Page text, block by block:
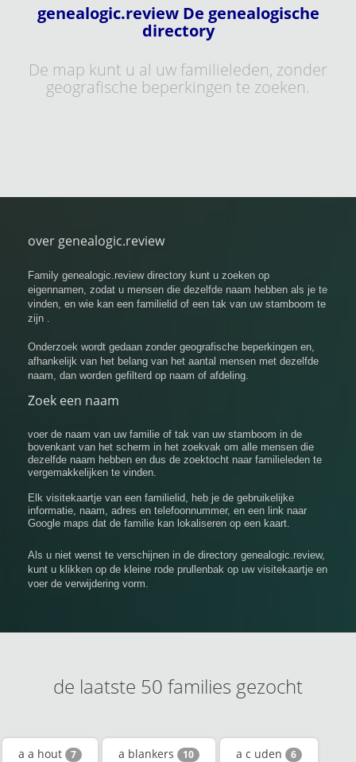
genealogic.review De genealogische
directory
De map kunt u al uw familieleden, zonder
geografische beperkingen te zoeken.
over genealogic.review
Family genealogic.review directory kunt u zoeken op
eigennamen, zodat u mensen die dezelfde naam hebben als je te
vinden, en wie kan een familielid of een tak van uw stamboom te
zijn .
Onderzoek wordt gedaan zonder geografische beperkingen en,
afhankelijk van het belang van het aantal mensen met dezelfde
naam, dan worden gefilterd op naam of afdeling.
Zoek een naam
voer de naam van uw familie of tak van uw stamboom in de
bovenkant van het scherm in het zoekvak om alle mensen die
dezelfde naam hebben en dus de zoektocht naar familieleden te
vergemakkelijken te vinden.
Elk visitekaartje van een familielid, heb je de gebruikelijke
informatie, naam, adres en telefoonnummer, en een link naar
Google maps dat de familie kan lokaliseren op een kaart.
Als u niet wenst te verschijnen in de directory genealogic.review,
kunt u klikken op de kleine rode prullenbak op uw visitekaartje en
voer de verwijdering vorm.
de laatste 50 families gezocht
a a hout 7 a blankers 10 a c uden 6